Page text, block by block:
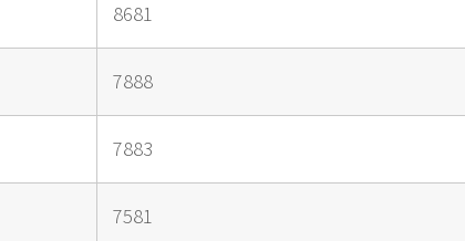
8681
7888
7883
7581